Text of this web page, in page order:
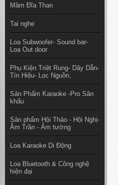
Mâm Đĩa Than
Tai nghe
Loa Subwoofer- Sound bar-
Loa Out door
Phụ Kiện Triệt Rung- Dây Dẫn-
Tín Hiệu- Lọc Nguồn,
Sản Phẩm Karaoke -Pro Sân
khấu
Sản phẩm Hội Thảo - Hội Nghị-
Âm Trần - Âm tường
Loa Karaoke Di Động
Loa Bluetooth & Công nghệ
hiện đại